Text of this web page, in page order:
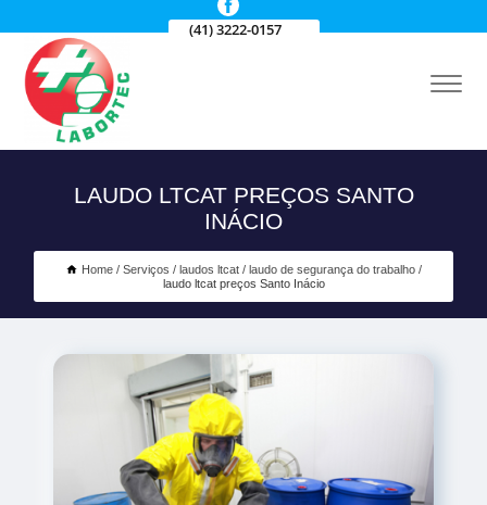
(41) 3222-0157
LAUDO LTCAT PREÇOS SANTO
INÁCIO
Home Serviços laudos ltcat
laudo de segurança do trabalho
laudo ltcat preços Santo Inácio